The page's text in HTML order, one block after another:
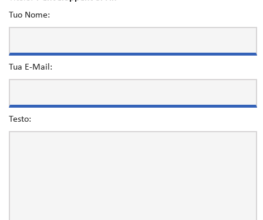
Tuo Nome:
Tua E-Mail:
Testo: